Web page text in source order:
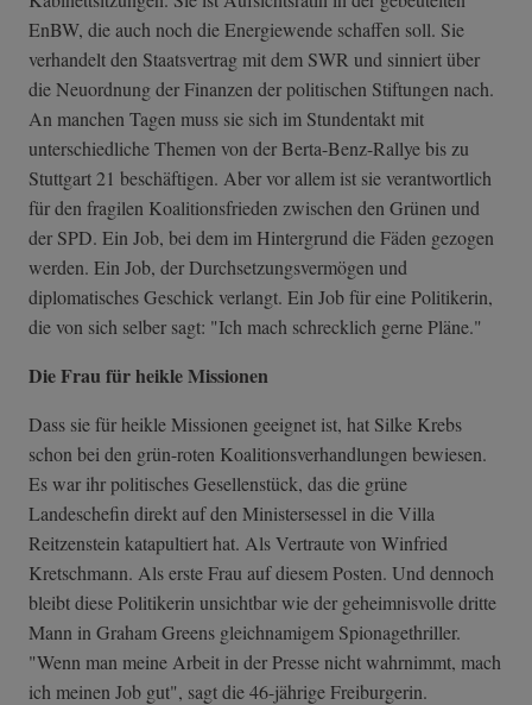
EnBW, die auch noch die Energiewende schaffen soll. Sie
verhandelt den Staatsvertrag mit dem SWR und sinniert über
die Neuordnung der Finanzen der politischen Stiftungen nach.
An manchen Tagen muss sie sich im Stundentakt mit
unterschiedliche Themen von der Berta-Benz-Rallye bis zu
Stuttgart 21 beschäftigen. Aber vor allem ist sie verantwortlich
für den fragilen Koalitionsfrieden zwischen den Grünen und
der SPD. Ein Job, bei dem im Hintergrund die Fäden gezogen
werden. Ein Job, der Durchsetzungsvermögen und
diplomatisches Geschick verlangt. Ein Job für eine Politikerin,
die von sich selber sagt: "Ich mach schrecklich gerne Pläne."
Die Frau für heikle Missionen
Dass sie für heikle Missionen geeignet ist, hat Silke Krebs
schon bei den grün-roten Koalitionsverhandlungen bewiesen.
Es war ihr politisches Gesellenstück, das die grüne
Landeschefin direkt auf den Ministersessel in die Villa
Reitzenstein katapultiert hat. Als Vertraute von Winfried
Kretschmann. Als erste Frau auf diesem Posten. Und dennoch
bleibt diese Politikerin unsichtbar wie der geheimnisvolle dritte
Mann in Graham Greens gleichnamigem Spionagethriller.
"Wenn man meine Arbeit in der Presse nicht wahrnimmt, mach
ich meinen Job gut", sagt die 46-jährige Freiburgerin.